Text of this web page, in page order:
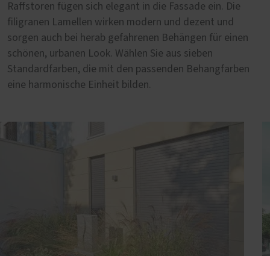
Raffstoren fügen sich elegant in die Fassade ein. Die
filigranen Lamellen wirken modern und dezent und
sorgen auch bei herab gefahrenen Behängen für einen
schönen, urbanen Look. Wählen Sie aus sieben
Standardfarben, die mit den passenden Behangfarben
eine harmonische Einheit bilden.